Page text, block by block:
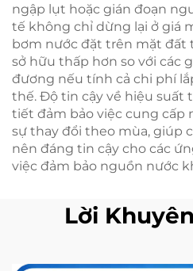
ngập lụt hoặc gián đoạn
tế không chỉ dừng lại ở giá
bơm nước đặt trên mặt đất
sở hữu thấp hơn so với các
đương nếu tính cả chi phí
thế. Độ tin cậy về hiệu suất
tiết đảm bảo việc cung cấp
sự thay đổi theo mùa, giúp
nên đáng tin cậy cho các
việc đảm bảo nguồn nước
Lời